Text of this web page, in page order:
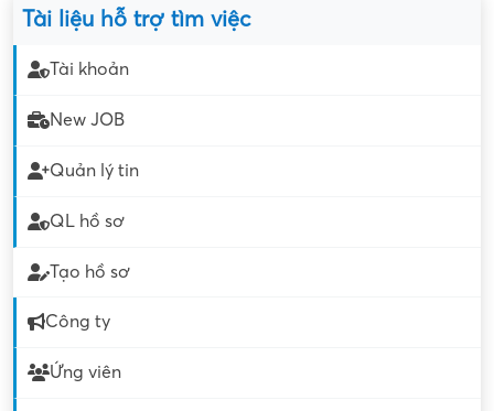
Tài liệu hỗ trợ tìm việc
Tài khoản
New JOB
Quản lý tin
QL hồ sơ
Tạo hồ sơ
Công ty
Ứng viên